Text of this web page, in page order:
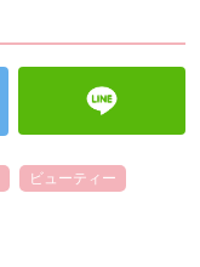
ビューティー